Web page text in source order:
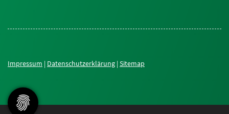
Impressum | Datenschutzerklärung |Sitemap